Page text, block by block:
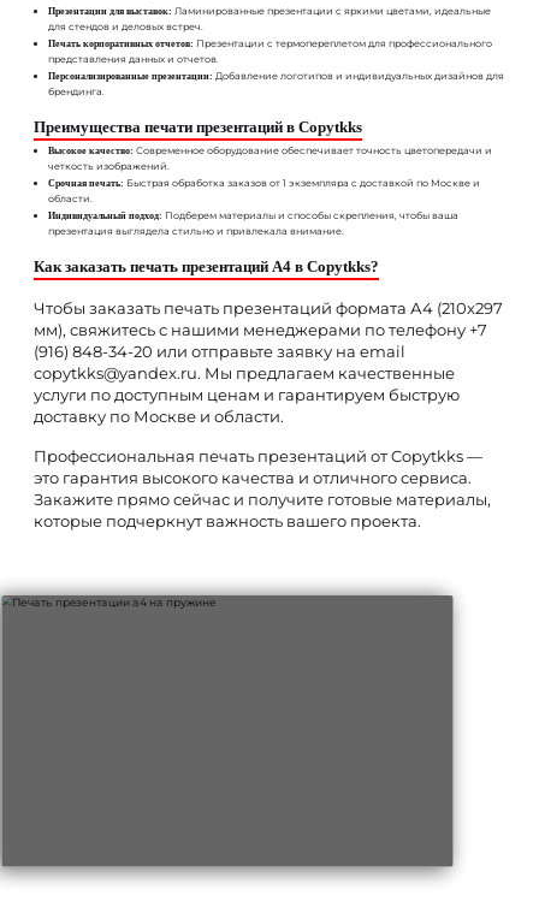
Презентации для выставок: Ламинированные презентации с яркими цветами, идеальные
для стендов и деловых встреч.
Печать корпоративных отчетов: Презентации с термопереплетом для профессионального
представления данных и отчетов.
Персонализированные презентации: Добавление логотипов и индивидуальных дизайнов для
брендинга.
Преимущества печати презентаций в Copytkks
Высокое качество: Современное оборудование обеспечивает точность цветопередачи и
четкость изображений.
Срочная печать: Быстрая обработка заказов от 1 экземпляра с доставкой по Москве и
области.
Индивидуальный подход: Подберем материалы и способы скрепления, чтобы ваша
презентация выглядела стильно и привлекала внимание.
Как заказать печать презентаций А4 в Copytkks?
Чтобы заказать печать презентаций формата А4 (210x297
мм), свяжитесь с нашими менеджерами по телефону +7
(916) 848-34-20 или отправьте заявку на email
copytkks@yandex.ru. Мы предлагаем качественные
услуги по доступным ценам и гарантируем быструю
доставку по Москве и области.
Профессиональная печать презентаций от Copytkks —
это гарантия высокого качества и отличного сервиса.
Закажите прямо сейчас и получите готовые материалы,
которые подчеркнут важность вашего проекта.